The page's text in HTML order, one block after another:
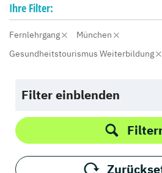
Ihre Filter:
Fernlehrgang
München
Gesundheitstourismus Weiterbildung
Filter einblenden